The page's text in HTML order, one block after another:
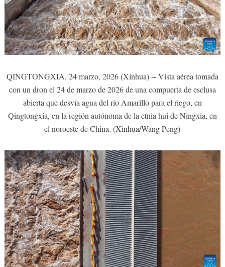
QINGTONGXIA, 24 marzo, 2026 (Xinhua) -- Vista aérea tomada
con un dron el 24 de marzo de 2026 de una compuerta de esclusa
abierta que desvía agua del río Amarillo para el riego, en
Qingtongxia, en la región autónoma de la etnia hui de Ningxia, en
el noroeste de China. (Xinhua/Wang Peng)